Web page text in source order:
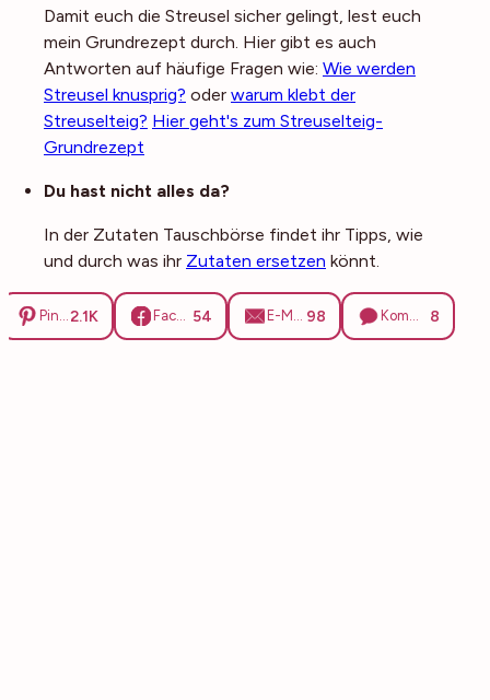
Damit euch die Streusel sicher gelingt, lest euch
mein Grundrezept durch. Hier gibt es auch
Antworten auf häufige Fragen wie: Wie werden
Streusel knusprig? oder warum klebt der
Streuselteig? Hier geht's zum Streuselteig-
Grundrezept
Du hast nicht alles da?
In der Zutaten Tauschbörse findet ihr Tipps, wie
und durch was ihr Zutaten ersetzen könnt.
Pinterest2.1K Facebook 54 E-Mail 98 Kommentare 8